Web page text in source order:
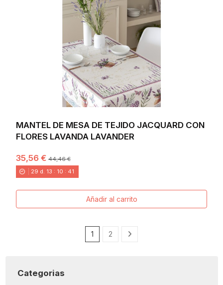
MANTEL DE MESA DE TEJIDO JACQUARD CON
FLORES LAVANDA LAVANDER
35,56 €44,46 €
29 d. 13 : 10 : 40
Añadir al carrito
1 2
Categorias